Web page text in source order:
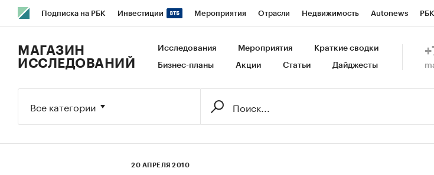
Подписка на РБК Инвестиции Мероприятия Отрасли Недвижимость Autonews
Исследования Кредитные рейтинги Франшизы Газета Спецпроекты СПб Конференции
МАГАЗИН
ИССЛЕДОВАНИЙ
Исследования Мероприятия Краткие сводки
Бизнес-планы Акции Статьи Дайджесты
Все категории
20 АПРЕЛЯ 2010